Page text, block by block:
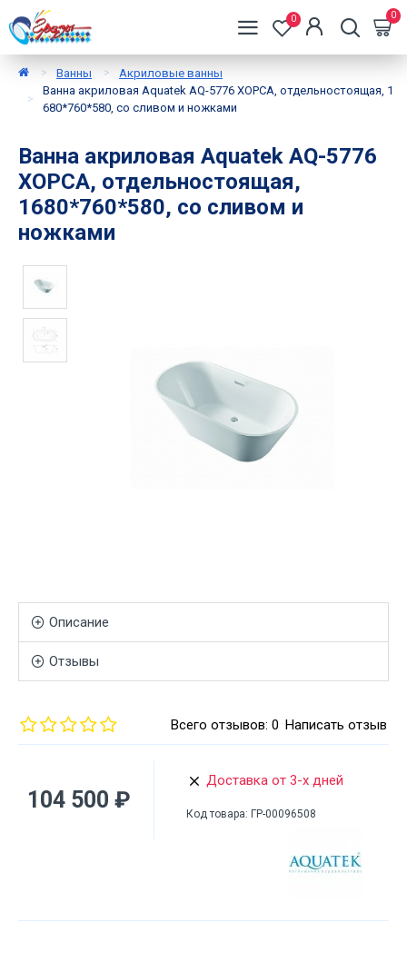
0 0
Ванны
Акриловые ванны
Ванна акриловая Aquatek AQ-5776 ХОРСА, отдельностоящая, 1
680*760*580, со сливом и ножками
Ванна акриловая Aquatek AQ-5776
ХОРСА, отдельностоящая,
1680*760*580, со сливом и
ножками
Описание
Отзывы
Всего отзывов: 0 Написать отзыв
104 500 ₽
Доставка от 3-х дней
Код товара: ГР-00096508